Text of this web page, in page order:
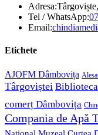
Adresa:
Tel / WhatsApp:
Email:
Etichete
AJOFM Dâmbovița
Târgoviștei
comerț Dâmbovița
Compania de Apă